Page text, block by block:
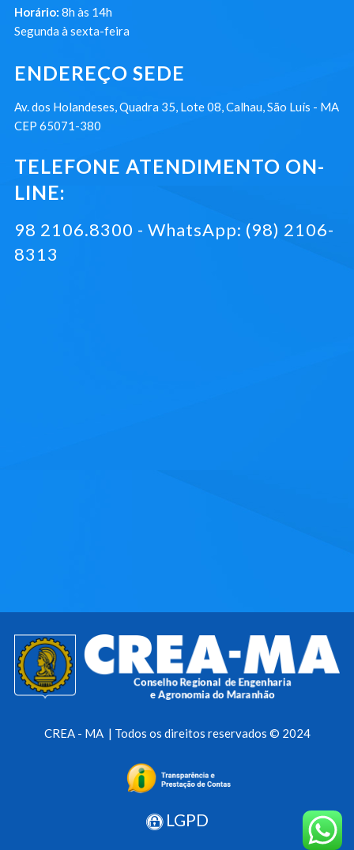
Horário: 8h às 14h
Segunda à sexta-feira
ENDEREÇO SEDE
Av. dos Holandeses, Quadra 35, Lote 08, Calhau, São Luís - MA
CEP 65071-380
TELEFONE ATENDIMENTO ON-
LINE:
98 2106.8300 - WhatsApp: (98) 2106-
8313
CREA - MA | Todos os direitos reservados © 2024
LGPD